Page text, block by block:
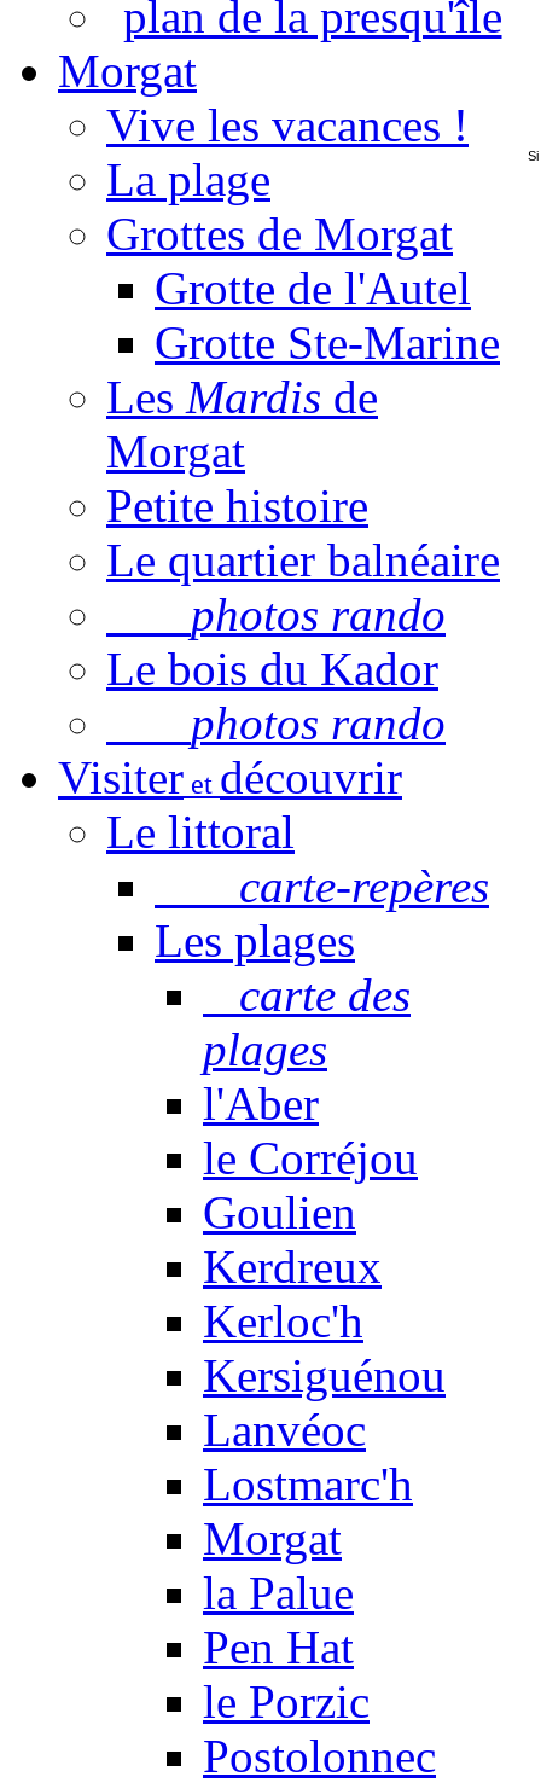
plan de la presqu'île
Morgat
Vive les vacances !
La plage
Grottes de Morgat
Grotte de l'Autel
Grotte Ste-Marine
Les Mardis de
Morgat
Petite histoire
Le quartier balnéaire
photos rando
Le bois du Kador
photos rando
Visiter et découvrir
Le littoral
carte-repères
Les plages
carte des
plages
l'Aber
le Corréjou
Goulien
Kerdreux
Kerloc'h
Kersiguénou
Lanvéoc
Lostmarc'h
Morgat
la Palue
Pen Hat
le Porzic
Postolonnec